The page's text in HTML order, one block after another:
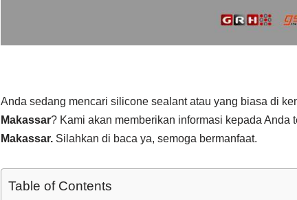
Anda sedang mencari silicone sealant atau yang biasa di
Makassar? Kami akan memberikan informasi kepada Anda
Makassar. Silahkan di baca ya, semoga bermanfaat.
Table of Contents